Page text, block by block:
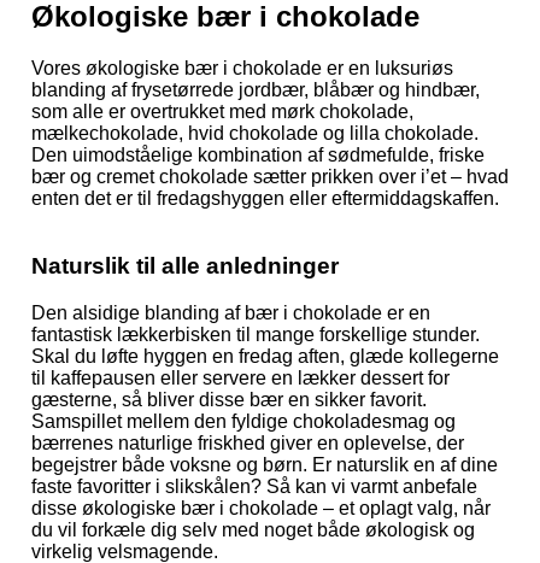
Økologiske bær i chokolade
Vores økologiske bær i chokolade er en luksuriøs
blanding af frysetørrede jordbær, blåbær og hindbær,
som alle er overtrukket med mørk chokolade,
mælkechokolade, hvid chokolade og lilla chokolade.
Den uimodståelige kombination af sødmefulde, friske
bær og cremet chokolade sætter prikken over i’et – hvad
enten det er til fredagshyggen eller eftermiddagskaffen.
Naturslik til alle anledninger
Den alsidige blanding af bær i chokolade er en
fantastisk lækkerbisken til mange forskellige stunder.
Skal du løfte hyggen en fredag aften, glæde kollegerne
til kaffepausen eller servere en lækker dessert for
gæsterne, så bliver disse bær en sikker favorit.
Samspillet mellem den fyldige chokoladesmag og
bærrenes naturlige friskhed giver en oplevelse, der
begejstrer både voksne og børn. Er naturslik en af dine
faste favoritter i slikskålen? Så kan vi varmt anbefale
disse økologiske bær i chokolade – et oplagt valg, når
du vil forkæle dig selv med noget både økologisk og
virkelig velsmagende.